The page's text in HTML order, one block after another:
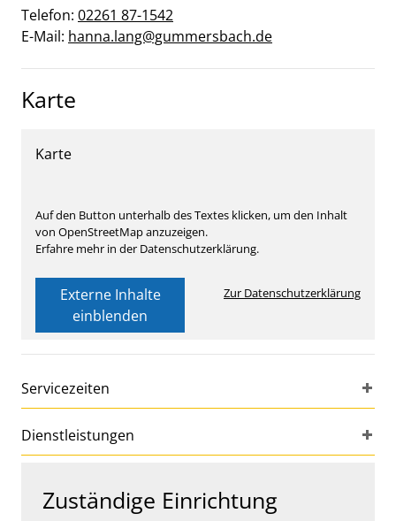
Telefon: 02261 87-1542
E-Mail: hanna.lang@gummersbach.de
Karte
Karte
Auf den Button unterhalb des Textes klicken, um den Inhalt
von OpenStreetMap anzuzeigen.
Erfahre mehr in der Datenschutzerklärung.
Externe Inhalte
einblenden
Zur Datenschutzerklärung
Servicezeiten
Dienstleistungen
Zuständige Einrichtung